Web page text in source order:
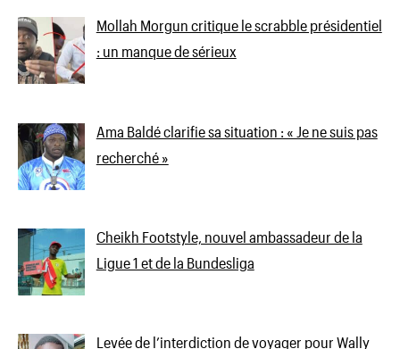
Mollah Morgun critique le scrabble présidentiel
: un manque de sérieux
Ama Baldé clarifie sa situation : « Je ne suis pas
recherché »
Cheikh Footstyle, nouvel ambassadeur de la
Ligue 1 et de la Bundesliga
Levée de l’interdiction de voyager pour Wally